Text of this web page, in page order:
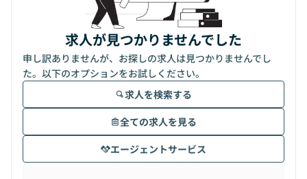
求人が見つかりませんでした
申し訳ありませんが、お探しの求人は見つかりませんでし
た。以下のオプションをお試しください。
求人を検索する
全ての求人を見る
エージェントサービス